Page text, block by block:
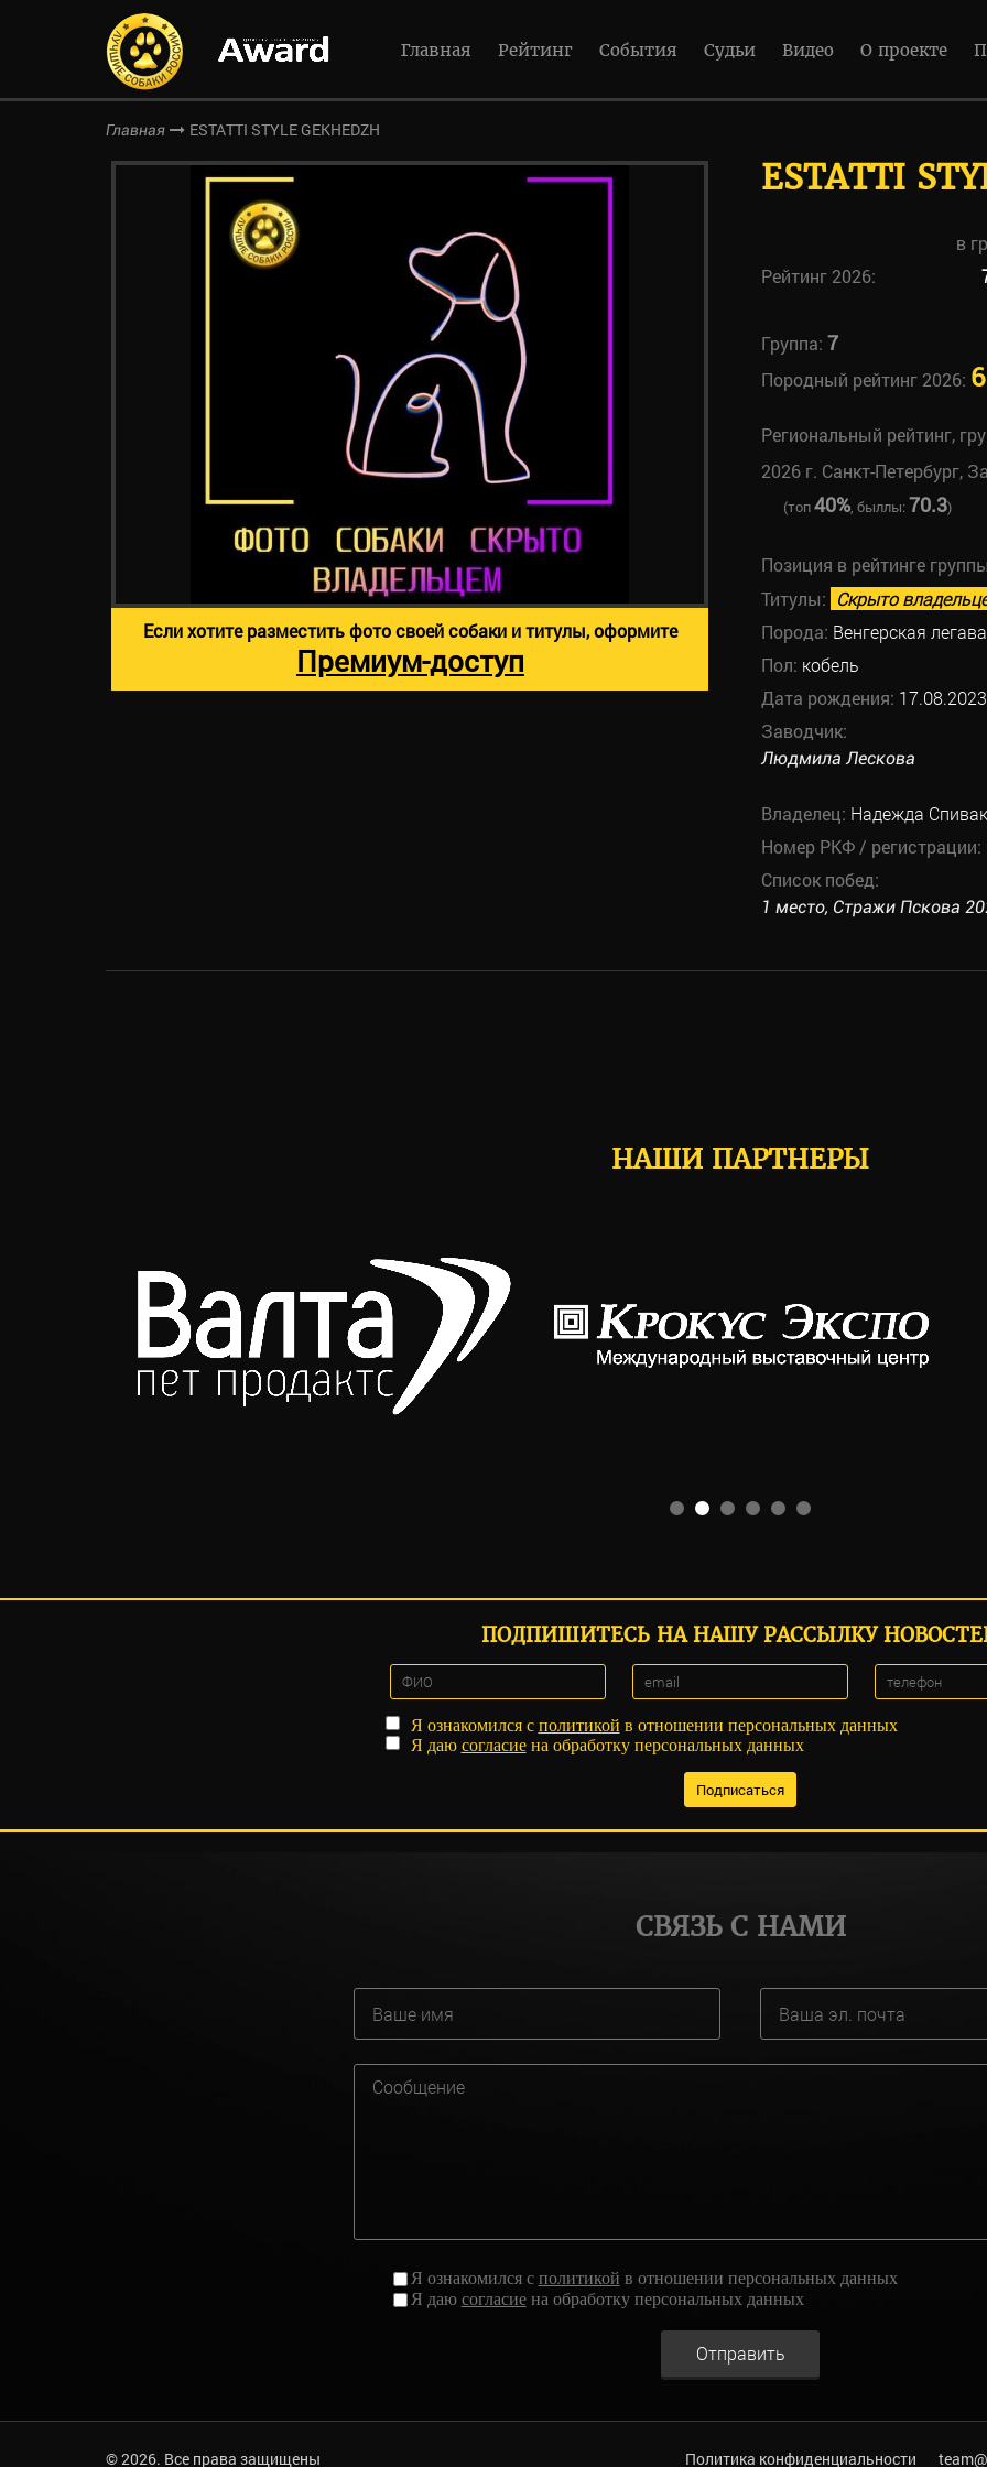
Главная Рейтинг События Судьи Видео О проекте
Главная ESTATTI STYLE GEKHEDZH
ESTATTI
в
Рейтинг 2026:
Группа: 7
Породный рейтинг 2026: 6
Региональный рейтинг,
2026 г. Санкт-Петербург,
(топ40%, быллы:70.3)
Позиция в рейтинге
Титулы: Скрыто
Порода: Венгерская
Пол: кобель
Дата рождения: 17.08.2023
Заводчик:
Людмила Лескова
Владелец: Надежда Спивак
Номер РКФ / регистрации:
Список побед:
1 место, Стражи Пскова
Если хотите разместить фото своей собаки и титулы, оформите
Премиум-доступ
НАШИ ПАРТНЕРЫ
ПОДПИШИТЕСЬ НА НАШУ РАССЫЛКУ
Я ознакомился с политикой в отношении персональных данных
Я даю согласиена обработку персональных данных
СВЯЗЬ С НАМИ
Я ознакомился с политикой в отношении персональных данных
Я даю согласиена обработку персональных данных
Отправить
Политика конфиденциальности
© 2026. Все права защищены